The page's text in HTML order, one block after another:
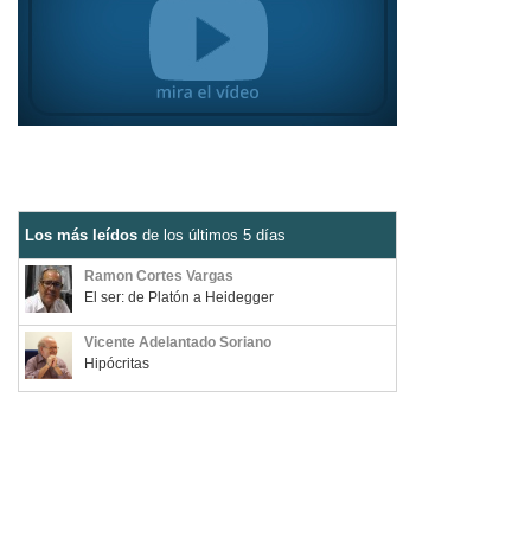
Los más leídos de los últimos 5 días
Ramon Cortes Vargas
El ser: de Platón a Heidegger
Vicente Adelantado Soriano
Hipócritas